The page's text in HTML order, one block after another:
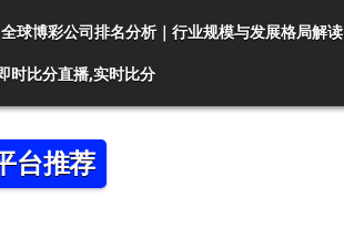
全球博彩公司排名分析｜行业规模与发展格局解读
时比分直播,实时比分
台推荐